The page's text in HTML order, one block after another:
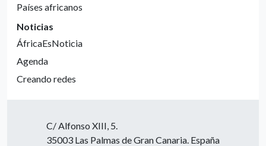
Países africanos
Noticias
ÁfricaEsNoticia
Agenda
Creando redes
C/ Alfonso XIII, 5.
35003 Las Palmas de Gran Canaria. España